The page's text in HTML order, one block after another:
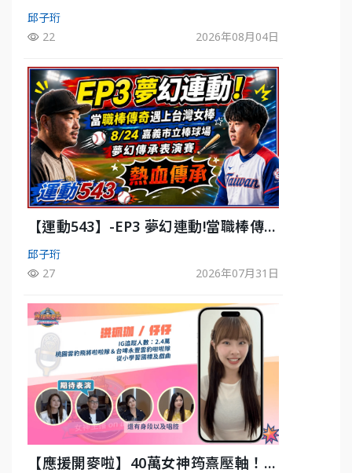
10殘酷淘汰戰，運動知識大會考誰是真
懂？-ep3
邱子珩
22
2026年08月04日
【運動543】-EP3 夢幻連動!當職棒傳奇
遇上台灣女棒 8/29熱血傳承
邱子珩
27
2026年07月31日
【應援開麥啦】40萬女神筠熹壓軸！淘